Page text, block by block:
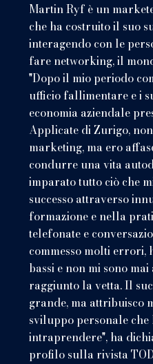
Martin Ryf è un
che ha costruito il suo
interagendo con le
fare networking, il
"Dopo il mio periodo
ufficio fallimentare e i
economia aziendale
Applicate di Zurigo,
marketing, ma ero
condurre una vita
imparato tutto ciò che
successo attraverso
formazione e nella
telefonate e
commesso molti errori,
bassi e non mi sono
raggiunto la vetta. Il
grande, ma attribuisco
sviluppo personale
intraprendere", ha
profilo sulla rivista